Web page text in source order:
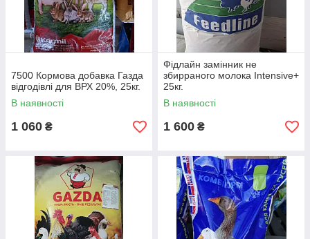
7500 Кормова добавка Газда
відгодівлі для ВРХ 20%, 25кг.
В наявності
1 060 ₴
Фідлайн замінник не
збирраного молока Intensive+
25кг.
В наявності
1 600 ₴